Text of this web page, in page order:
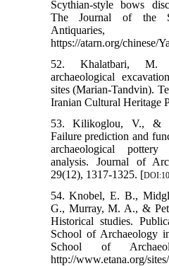
Scythian-style bows
The Journal of the
https://atarn.org/chinese/
52. Khalatbari,
archaeological
sites (Marian-Tandvin).
Iranian Cultural Heritage
53. Kilikoglou, V., &
Failure prediction and
archaeological
analysis. Journal of
29(12), 1317-1325. [
54. Knobel, E. B.,
G., Murray, M. A., &
Historical studies.
School of Archaeology
School of
http://www.etana.org/